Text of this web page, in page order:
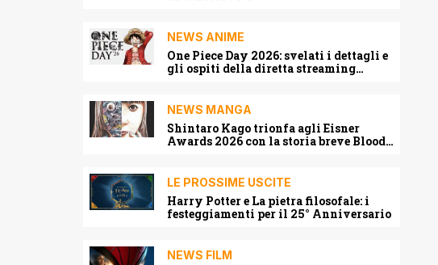
NEWS ANIME
One Piece Day 2026: svelati i dettagli e
gli ospiti della diretta streaming
NEWS MANGA
Shintaro Kago trionfa agli Eisner
Awards 2026 con la storia breve Blood
LE PROSSIME USCITE
Harry Potter e La pietra filosofale: i
festeggiamenti per il 25° Anniversario
NEWS FILM